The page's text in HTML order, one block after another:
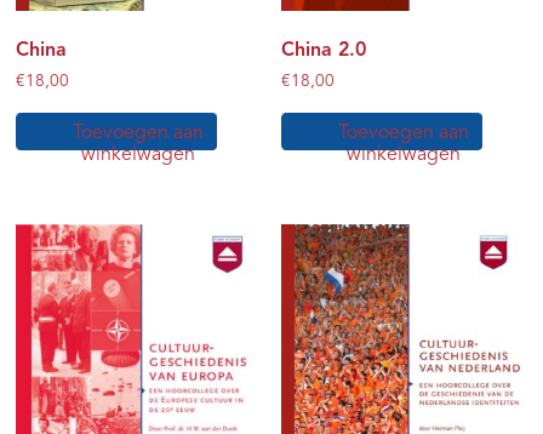
China
€18,00
Toevoegen aan
winkelwagen
China 2.0
€18,00
Toevoegen aan
winkelwagen